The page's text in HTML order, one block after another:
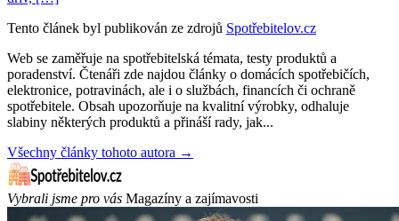
Tento článek byl publikován ze zdrojů Spotřebitelov.cz
Web se zaměřuje na spotřebitelská témata, testy produktů a
poradenství. Čtenáři zde najdou články o domácích spotřebičích,
elektronice, potravinách, ale i o službách, financích či ochraně
spotřebitele. Obsah upozorňuje na kvalitní výrobky, odhaluje
slabiny některých produktů a přináší rady, jak...
Všechny články tohoto autora →
Vybrali jsme pro vás Magazíny a zajímavosti